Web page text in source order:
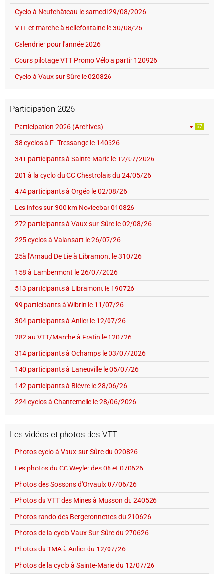
Cyclo à Neufchâteau le samedi 29/08/2026
VTT et marche à Bellefontaine le 30/08/26
Calendrier pour l'année 2026
Cours pilotage VTT Promo Vélo a partir 120926
Cyclo à Vaux sur Sûre le 020826
Participation 2026
Participation 2026 (Archives) 67
38 cyclos à F- Tressange le 140626
341 participants à Sainte-Marie le 12/07/2026
201 à la cyclo du CC Chestrolais du 24/05/26
474 participants à Orgéo le 02/08/26
Les infos sur 300 km Novicebar 010826
272 participants à Vaux-sur-Sûre le 02/08/26
225 cyclos à Valansart le 26/07/26
25à l'Arnaud De Lie à Libramont le 310726
158 à Lambermont le 26/07/2026
513 participants à Libramont le 190726
99 participants à Wibrin le 11/07/26
304 participants à Anlier le 12/07/26
282 au VTT/Marche à Fratin le 120726
314 participants à Ochamps le 03/07/2026
140 participants à Laneuville le 05/07/26
142 participants à Bièvre le 28/06/26
224 cyclos à Chantemelle le 28/06/2026
Les vidéos et photos des VTT
Photos cyclo à Vaux-sur-Sûre du 020826
Les photos du CC Weyler des 06 et 070626
Photos des Sossons d'Orvaulx 07/06/26
Photos du VTT des Mines à Musson du 240526
Photos rando des Bergeronnettes du 210626
Photos de la cyclo Vaux-Sur-Sûre du 270626
Photos du TMA à Anlier du 12/07/26
Photos de la cyclo à Sainte-Marie du 12/07/26